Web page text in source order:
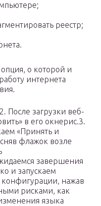
реестр;
о которой и
интернета
После загрузки веб-
в его окнерис.3.
«Принять и
флажок возле
завершения
и запускаем
нажав
рисками, как
языка